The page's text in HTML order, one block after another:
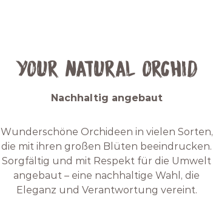
Your Natural Orchid
Nachhaltig angebaut
Wunderschöne Orchideen in vielen Sorten,
die mit ihren großen Blüten beeindrucken.
Sorgfältig und mit Respekt für die Umwelt
angebaut – eine nachhaltige Wahl, die
Eleganz und Verantwortung vereint.